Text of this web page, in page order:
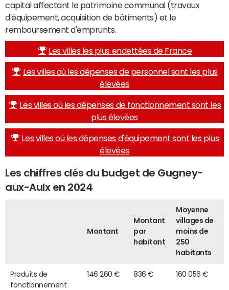
capital affectant le patrimoine communal (travaux
d'équipement, acquisition de bâtiments) et le
remboursement d'emprunts.
Les villes les plus endettées de France
Les villes où les dépenses de personnel sont les plus
élevées
Les villes où les dépenses de fonctionnement sont les
plus élevées
Les villes où les dépenses d'équipement sont les plus
élevées
Les chiffres clés du budget de Gugney-
aux-Aulx en 2024
Montant
Montant
par
habitant
Moyenne
villages de
moins de
250
habitants
Produits de
fonctionnement
146 260 € 836 € 160 056 €